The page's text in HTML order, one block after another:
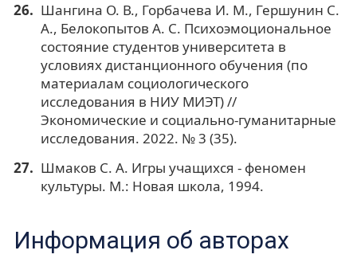
Шангина О. В., Горбачева И. М., Гершунин С.
А., Белокопытов А. С. Психоэмоциональное
состояние студентов университета в
условиях дистанционного обучения (по
материалам социологического
исследования в НИУ МИЭТ) //
Экономические и социально-гуманитарные
исследования. 2022. № 3 (35).
Шмаков С. А. Игры учащихся - феномен
культуры. М.: Новая школа, 1994.
Информация об авторах